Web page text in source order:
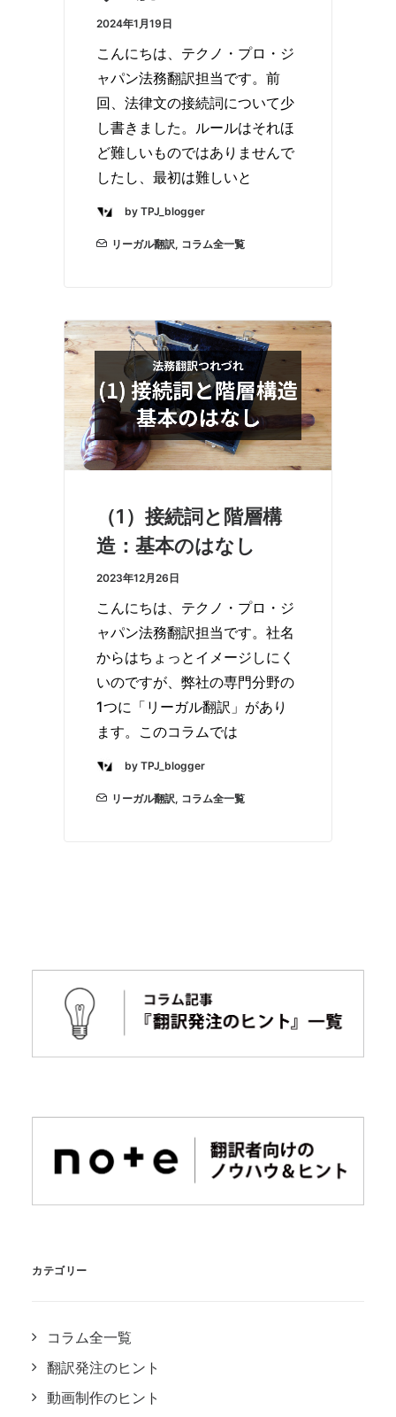
2024年1月19日
こんにちは、テクノ・プロ・ジ
ャパン法務翻訳担当です。前
回、法律文の接続詞について少
し書きました。ルールはそれほ
ど難しいものではありませんで
したし、最初は難しいと
by TPJ_blogger
リーガル翻訳, コラム全一覧
（1）接続詞と階層構
造：基本のはなし
2023年12月26日
こんにちは、テクノ・プロ・ジ
ャパン法務翻訳担当です。社名
からはちょっとイメージしにく
いのですが、弊社の専門分野の
1つに「リーガル翻訳」があり
ます。このコラムでは
by TPJ_blogger
リーガル翻訳, コラム全一覧
カテゴリー
コラム全一覧
翻訳発注のヒント
動画制作のヒント